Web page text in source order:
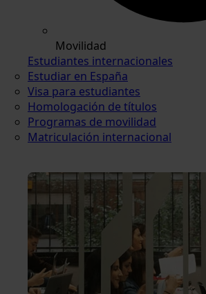
Movilidad
Estudiantes internacionales
Estudiar en España
Visa para estudiantes
Homologación de títulos
Programas de movilidad
Matriculación internacional